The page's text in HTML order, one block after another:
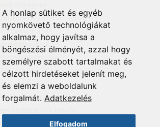
A honlap sütiket és egyéb
nyomkövető technológiákat
alkalmaz, hogy javítsa a
böngészési élményét, azzal hogy
személyre szabott tartalmakat és
célzott hirdetéseket jelenít meg,
és elemzi a weboldalunk
forgalmát. Adatkezelés
Elfogadom
stratégiája!
működni fog a reklámodban
webáruházát?
blogunkat?
vállalkozóknak
mire van szüksége 2015-ben?
weboldalunkat
egyszerűen
tippek, trükkök
amit érdemes elkerülni!